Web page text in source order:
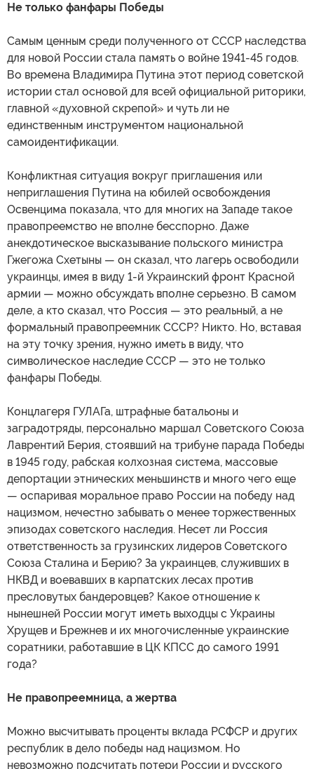
Не только фанфары Победы
Самым ценным среди полученного от СССР наследства
для новой России стала память о войне 1941-45 годов.
Во времена Владимира Путина этот период советской
истории стал основой для всей официальной риторики,
главной «духовной скрепой» и чуть ли не
единственным инструментом национальной
самоидентификации.
Конфликтная ситуация вокруг приглашения или
неприглашения Путина на юбилей освобождения
Освенцима показала, что для многих на Западе такое
правопреемство не вполне бесспорно. Даже
анекдотическое высказывание польского министра
Гжегожа Схетыны — он сказал, что лагерь освободили
украинцы, имея в виду 1-й Украинский фронт Красной
армии — можно обсуждать вполне серьезно. В самом
деле, а кто сказал, что Россия — это реальный, а не
формальный правопреемник СССР? Никто. Но, вставая
на эту точку зрения, нужно иметь в виду, что
символическое наследие СССР — это не только
фанфары Победы.
Концлагеря ГУЛАГа, штрафные батальоны и
заградотряды, персонально маршал Советского Союза
Лаврентий Берия, стоявший на трибуне парада Победы
в 1945 году, рабская колхозная система, массовые
депортации этнических меньшинств и много чего еще
— оспаривая моральное право России на победу над
нацизмом, нечестно забывать о менее торжественных
эпизодах советского наследия. Несет ли Россия
ответственность за грузинских лидеров Советского
Союза Сталина и Берию? За украинцев, служивших в
НКВД и воевавших в карпатских лесах против
пресловутых бандеровцев? Какое отношение к
нынешней России могут иметь выходцы с Украины
Хрущев и Брежнев и их многочисленные украинские
соратники, работавшие в ЦК КПСС до самого 1991
года?
Не правопреемница, а жертва
Можно высчитывать проценты вклада РСФСР и других
республик в дело победы над нацизмом. Но
невозможно подсчитать потери России и русского